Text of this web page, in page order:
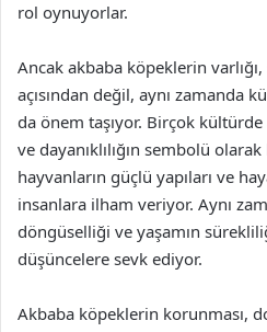
rol oynuyorlar.
Ancak akbaba köpeklerin
açısından değil, aynı zamanda
da önem taşıyor. Birçok
ve dayanıklılığın sembolü
hayvanların güçlü yapıları ve
insanlara ilham veriyor. Aynı
döngüselliği ve yaşamın
düşüncelere sevk ediyor.
Akbaba köpeklerin korunması,